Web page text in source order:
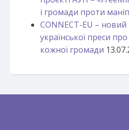
і громади проти
CONNECT-EU – новий
української преси
кожної громади